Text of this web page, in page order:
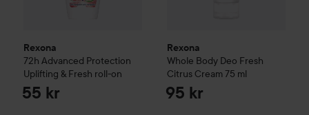
Rexona
72h Advanced Protection
Uplifting & Fresh roll-on
55 kr
Rexona
Whole Body Deo Fresh
Citrus Cream75 ml
95 kr